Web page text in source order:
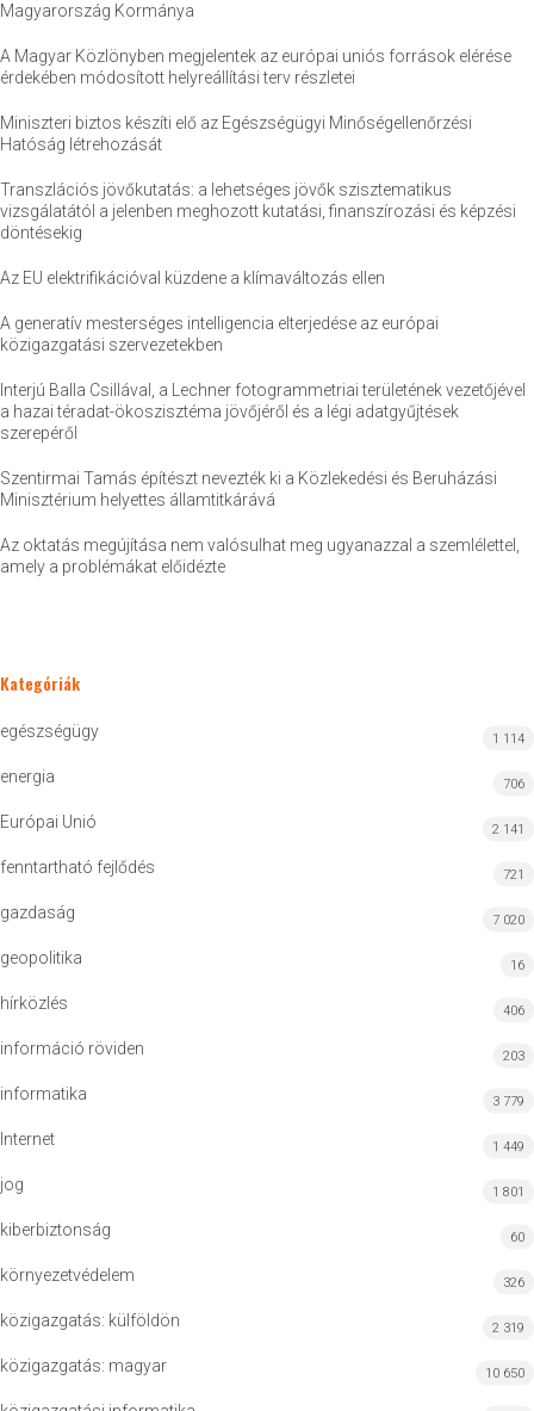
Magyarország Kormánya
A Magyar Közlönyben megjelentek az európai uniós források elérése
érdekében módosított helyreállítási terv részletei
Miniszteri biztos készíti elő az Egészségügyi Minőségellenőrzési
Hatóság létrehozását
Transzlációs jövőkutatás: a lehetséges jövők szisztematikus
vizsgálatától a jelenben meghozott kutatási, finanszírozási és képzési
döntésekig
Az EU elektrifikációval küzdene a klímaváltozás ellen
A generatív mesterséges intelligencia elterjedése az európai
közigazgatási szervezetekben
Interjú Balla Csillával, a Lechner fotogrammetriai területének vezetőjével
a hazai téradat-ökoszisztéma jövőjéről és a légi adatgyűjtések
szerepéről
Szentirmai Tamás építészt nevezték ki a Közlekedési és Beruházási
Minisztérium helyettes államtitkárává
Az oktatás megújítása nem valósulhat meg ugyanazzal a szemlélettel,
amely a problémákat előidézte
Kategóriák
egészségügy 1 114
energia 706
Európai Unió 2 141
fenntartható fejlődés 721
gazdaság 7 020
geopolitika 16
hírközlés 406
információ röviden 203
informatika 3 779
Internet 1 449
jog 1 801
kiberbiztonság 60
környezetvédelem 326
közigazgatás: külföldön 2 319
közigazgatás: magyar 10 650